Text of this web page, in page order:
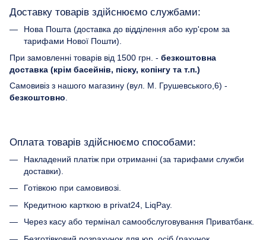
Доставку товарів здійснюємо службами:
Нова Пошта (доставка до відділення або кур'єром за
тарифами Нової Пошти).
При замовленні товарів від 1500 грн. - безкоштовна
доставка (крім басейнів, піску, копінгу та т.п.)
Самовивіз з нашого магазину (вул. М. Грушевського,6) -
безкоштовно
Оплата товарів здійснюємо способами:
Накладений платіж при отриманні (за тарифами служби
доставки).
Готівкою при самовивозі.
Кредитною карткою в privat24, LiqPay.
Через касу або термінал самообслуговування Приватбанк.